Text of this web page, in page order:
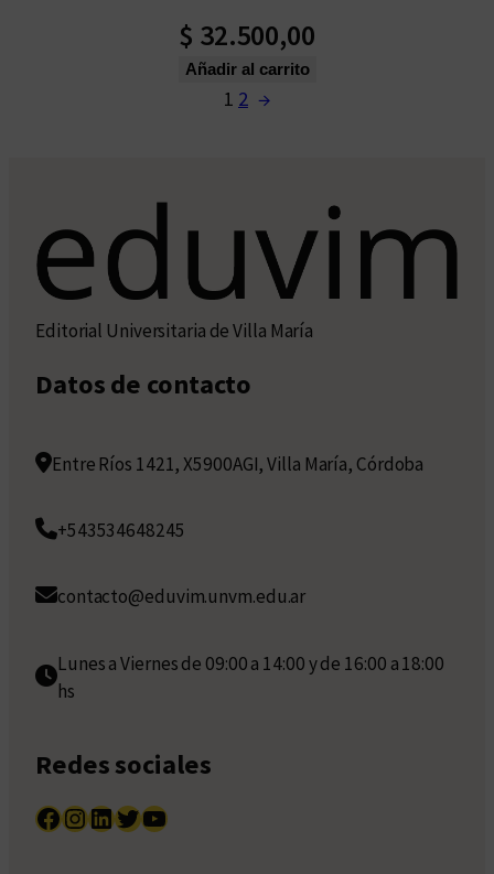
$ 32.500,00
Añadir al carrito
1 2 →
Editorial Universitaria de Villa María
Datos de contacto
Entre Ríos 1421, X5900AGI, Villa María, Córdoba
+543534648245
contacto@eduvim.unvm.edu.ar
Lunes a Viernes de 09:00 a 14:00 y de 16:00 a 18:00
hs
Redes sociales
Facebook InstagramLinkedIn Twitter YouTube